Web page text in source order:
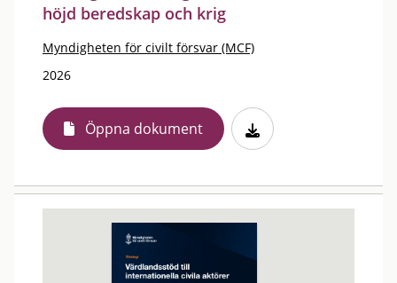
höjd beredskap och krig
Myndigheten för civilt försvar (MCF)
2026
Öppna dokument